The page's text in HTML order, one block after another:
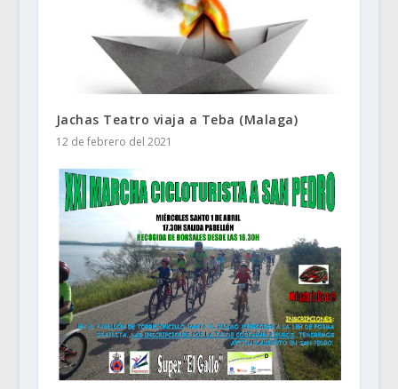
Jachas Teatro viaja a Teba (Malaga)
12 de febrero del 2021